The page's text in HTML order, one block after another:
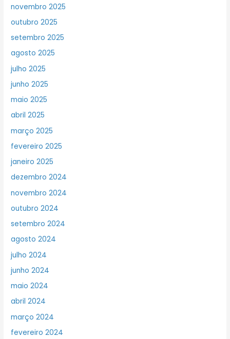
novembro 2025
outubro 2025
setembro 2025
agosto 2025
julho 2025
junho 2025
maio 2025
abril 2025
março 2025
fevereiro 2025
janeiro 2025
dezembro 2024
novembro 2024
outubro 2024
setembro 2024
agosto 2024
julho 2024
junho 2024
maio 2024
abril 2024
março 2024
fevereiro 2024